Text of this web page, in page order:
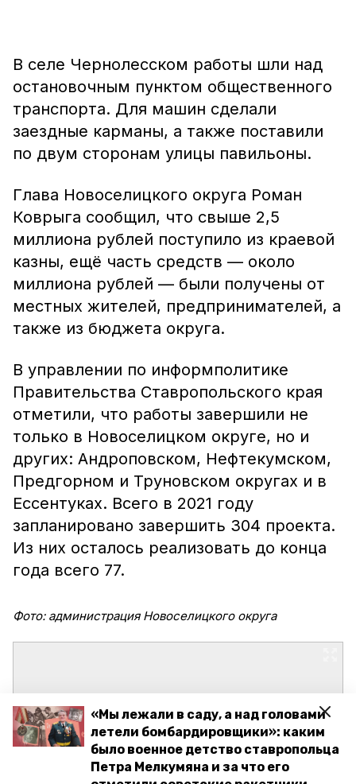
«Мы лежали в саду, а над головами
летели бомбардировщики»: каким
было военное детство ставропольца
Петра Мелкумяна и за что его
В селе Чернолесском работы шли над
остановочным пунктом общественного
транспорта. Для машин сделали
заездные карманы, а также поставили
по двум сторонам улицы павильоны.
Глава Новоселицкого округа Роман
Коврыга сообщил, что свыше 2,5
миллиона рублей поступило из краевой
казны, ещё часть средств — около
миллиона рублей — были получены от
местных жителей, предпринимателей, а
также из бюджета округа.
В управлении по информполитике
Правительства Ставропольского края
отметили, что работы завершили не
только в Новоселицком округе, но и
других: Андроповском, Нефтекумском,
Предгорном и Труновском округах и в
Ессентуках. Всего в 2021 году
запланировано завершить 304 проекта.
Из них осталось реализовать до конца
года всего 77.
Фото: администрация Новоселицкого округа